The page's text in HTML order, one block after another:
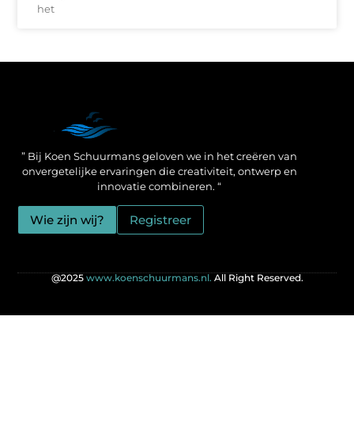
het
” Bij Koen Schuurmans geloven we in het creëren van
onvergetelijke ervaringen die creativiteit, ontwerp en
innovatie combineren. “
Wie zijn wij? Registreer
@2025 www.koenschuurmans.nl. All Right Reserved.